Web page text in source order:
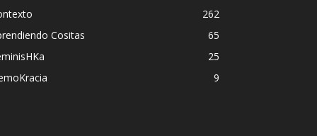
262
Cositas
65
25
9